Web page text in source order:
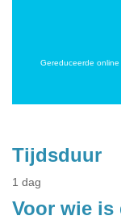
Gereduceerde online
Tijdsduur
1 dag
Voor wie is